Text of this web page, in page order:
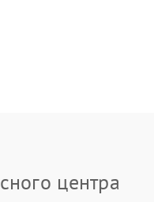
центра